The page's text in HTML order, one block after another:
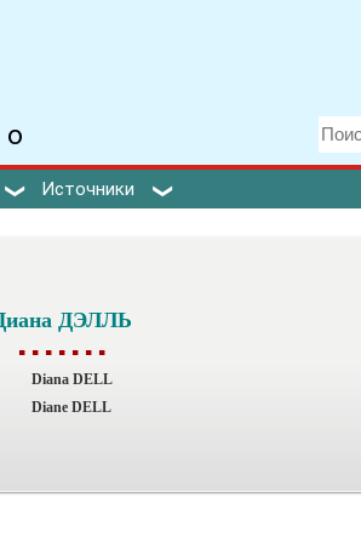
Источники
ДЭЛЛЬ
▪ ▪ ▪ ▪ ▪ ▪ ▪
Diana DELL
Diane DELL